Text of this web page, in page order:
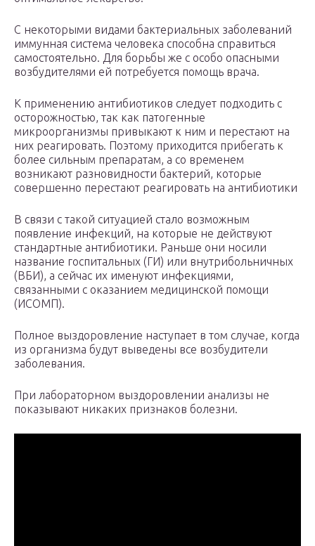
С некоторыми видами бактериальных заболеваний
иммунная система человека способна справиться
самостоятельно. Для борьбы же с особо опасными
возбудителями ей потребуется помощь врача.
К применению антибиотиков следует подходить с
осторожностью, так как патогенные
микроорганизмы привыкают к ним и перестают на
них реагировать. Поэтому приходится прибегать к
более сильным препаратам, а со временем
возникают разновидности бактерий, которые
совершенно перестают реагировать на антибиотики
В связи с такой ситуацией стало возможным
появление инфекций, на которые не действуют
стандартные антибиотики. Раньше они носили
название госпитальных (ГИ) или внутрибольничных
(ВБИ), а сейчас их именуют инфекциями,
связанными с оказанием медицинской помощи
(ИСОМП).
Полное выздоровление наступает в том случае, когда
из организма будут выведены все возбудители
заболевания.
При лабораторном выздоровлении анализы не
показывают никаких признаков болезни.